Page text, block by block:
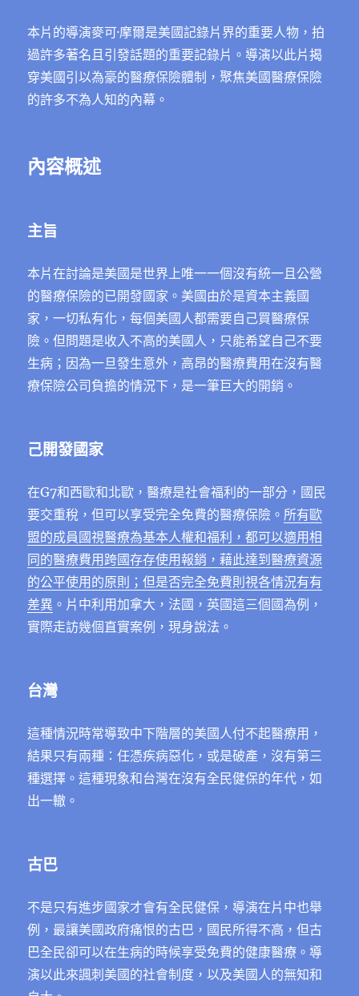
本片的導演麥可·摩爾是美國記錄片界的重要人物，拍
過許多著名且引發話題的重要記錄片。導演以此片揭
穿美國引以為豪的醫療保險體制，聚焦美國醫療保險
的許多不為人知的內幕。
內容概述
主旨
本片在討論是美國是世界上唯一一個沒有統一且公營
的醫療保險的已開發國家。美國由於是資本主義國
家，一切私有化，每個美國人都需要自己買醫療保
險。但問題是收入不高的美國人，只能希望自己不要
生病；因為一旦發生意外，高昂的醫療費用在沒有醫
療保險公司負擔的情況下，是一筆巨大的開銷。
己開發國家
在G7和西歐和北歐，醫療是社會福利的一部分，國民
要交重稅，但可以享受完全免費的醫療保險。 所有歐
盟的成員國視醫療為基本人權和福利，都可以適用相
同的醫療費用跨國存存使用報銷，藉此達到醫療資源
的公平使用的原則；但是否完全免費則視各情況有有
差異 。片中利用加拿大，法國，英國這三個國為例，
實際走訪幾個直實案例，現身說法。
台灣
這種情況時常導致中下階層的美國人付不起醫療用，
結果只有兩種：任憑疾病惡化，或是破產，沒有第三
種選擇。這種現象和台灣在沒有全民健保的年代，如
出一轍。
古巴
不是只有進步國家才會有全民健保，導演在片中也舉
例，最讓美國政府痛恨的古巴，國民所得不高，但古
巴全民卻可以在生病的時候享受免費的健康醫療。導
演以此來諷刺美國的社會制度，以及美國人的無知和